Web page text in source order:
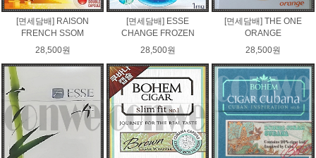
[면세담배] RAISON
FRENCH SSOM
28,500원
[면세담배] ESSE
CHANGE FROZEN
28,500원
[면세담배] THE ONE
ORANGE
28,500원